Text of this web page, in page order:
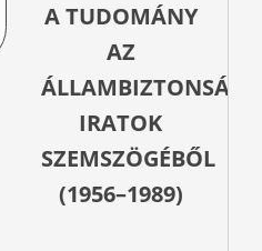
A TUDOMÁNY
AZ
ÁLLAMBIZTONSÁGI
IRATOK
SZEMSZÖGÉBŐL
(1956–1989)